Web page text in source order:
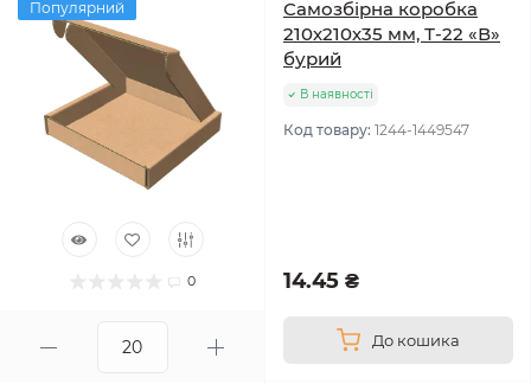
Популярний
0
Самозбірна коробка
210х210х35 мм, Т-22 «В»
бурий
В наявності
Код товару: 1244-1449547
14.45 ₴
До кошика